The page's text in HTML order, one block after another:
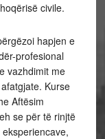
civile.
hapjen e
profesional
vazhdimit me
Kurse
Aftësim
se për të rinjtë